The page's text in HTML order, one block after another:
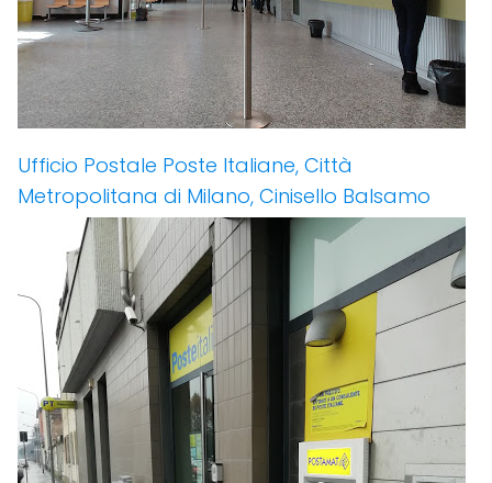
Ufficio Postale Poste Italiane, Città
Metropolitana di Milano, Cinisello Balsamo